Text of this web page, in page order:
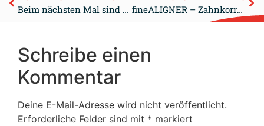
Beim nächsten Mal sind wir wieder dabei! – fineALIGNER Zertifizierung
fineALIGNER – Zahnkorrektur in Kooperation zwischen Zahnarzt und Zahntechniker
Schreibe einen
Kommentar
Deine E-Mail-Adresse wird nicht veröffentlicht.
Erforderliche Felder sind mit * markiert